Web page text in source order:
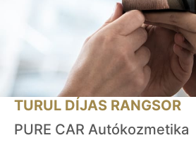
TURUL DÍJAS RANGSOR
PURE CAR Autókozmetika